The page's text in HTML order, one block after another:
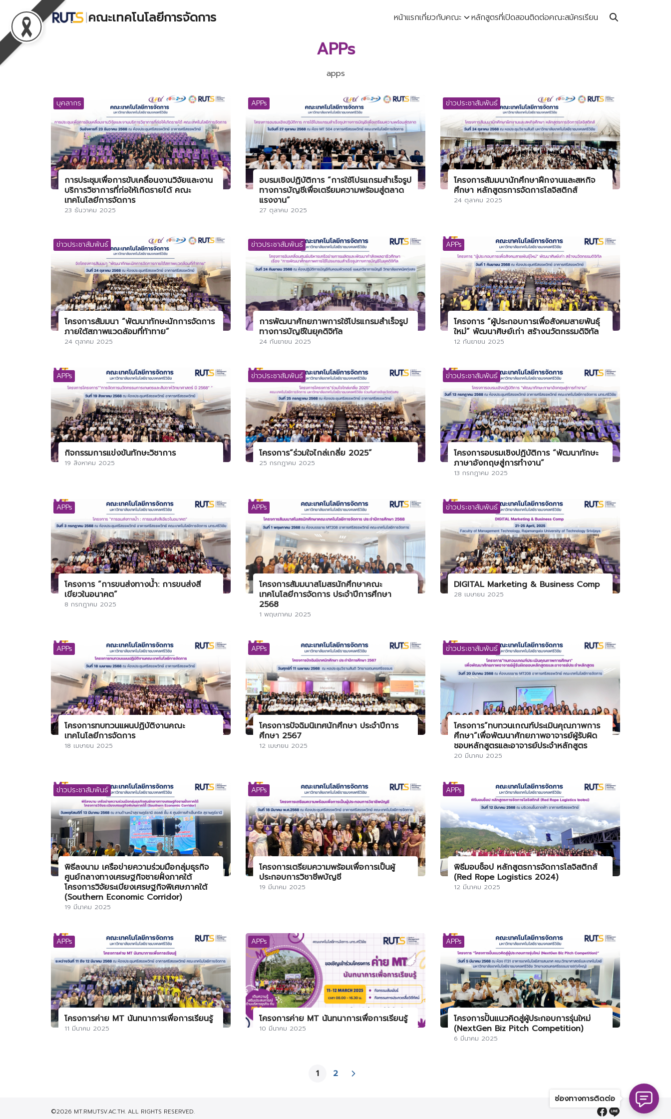
content
คณะเทคโนโลยีการจัดการ หน้าแรกเกี่ยวกับคณะ หลักสูตรที่เปิดสอนติดต่อคณะสมัครเรียน
APPs
apps
บุคลากร
การประชุมเพื่อการขับเคลื่อนงานวิจัยและงาน
บริการวิชาการที่ก่อให้เกิดรายได้ คณะ
เทคโนโลยีการจัดการ
23 ธันวาคม 2025
APPs
อบรมเชิงปฏิบัติการ “การใช้โปรแกรมสำเร็จรูป
ทางการบัญชีเพื่อเตรียมความพร้อมสู่ตลาด
แรงงาน”
27 ตุลาคม 2025
ข่าวประชาสัมพันธ์
โครงการสัมมนานักศึกษาฝึกงานและสหกิจ
ศึกษา หลักสูตรการจัดการโลจิสติกส์
24 ตุลาคม 2025
ข่าวประชาสัมพันธ์
โครงการสัมมนา “พัฒนาทักษะนักการจัดการ
ภายใต้สภาพแวดล้อมที่ท้าทาย”
24 ตุลาคม 2025
ข่าวประชาสัมพันธ์
การพัฒนาศักยภาพการใช้โปรแกรมสำเร็จรูป
ทางการบัญชีในยุคดิจิทัล
24 กันยายน 2025
APPs
โครงการ “ผู้ประกอบการเพื่อสังคมสายพันธุ์
ใหม่” พัฒนาศิษย์เก่า สร้างนวัตกรรมดิจิทัล
12 กันยายน 2025
APPs
กิจกรรมการแข่งขันทักษะวิชาการ
19 สิงหาคม 2025
ข่าวประชาสัมพันธ์
โครงการ“ร่วมใจไกล่เกลี่ย 2025”
25 กรกฎาคม 2025
ข่าวประชาสัมพันธ์
โครงการอบรมเชิงปฏิบัติการ “พัฒนาทักษะ
ภาษาอังกฤษสู่การทำงาน”
13 กรกฎาคม 2025
APPs
โครงการ “การขนส่งทางน้ำ: การขนส่งสี
เขียวในอนาคต”
8 กรกฎาคม 2025
APPs
โครงการสัมมนาสโมสรนักศึกษาคณะ
เทคโนโลยีการจัดการ ประจำปีการศึกษา
2568
1 พฤษภาคม 2025
ข่าวประชาสัมพันธ์
DIGITAL Marketing & Business Comp
28 เมษายน 2025
APPs
โครงการทบทวนแผนปฏิบัติงานคณะ
เทคโนโลยีการจัดการ
18 เมษายน 2025
APPs
โครงการปัจฉิมนิเทศนักศึกษา ประจำปีการ
ศึกษา 2567
12 เมษายน 2025
ข่าวประชาสัมพันธ์
โครงการ”ทบทวนเกณฑ์ประเมินคุณภาพการ
ศึกษา”เพื่อพัฒนาศักยภาพอาจารย์ผู้รับผิด
ชอบหลักสูตรและอาจารย์ประจำหลักสูตร
20 มีนาคม 2025
ข่าวประชาสัมพันธ์
พิธีลงนาม เครือข่ายความร่วมมือกลุ่มธุรกิจ
ศูนย์กลางทางเศรษฐกิจชายฝั่งภาคใต้
โครงการวิจัยระเบียงเศรษฐกิจพิเศษภาคใต้
(Southern Economic Corridor)
19 มีนาคม 2025
APPs
โครงการเตรียมความพร้อมเพื่อการเป็นผู้
ประกอบการวิชาชีพบัญชี
19 มีนาคม 2025
APPs
พิธีมอบช็อป หลักสูตรการจัดการโลจิสติกส์
(Red Rope Logistics 2024)
12 มีนาคม 2025
APPs
โครงการค่าย MT นันทนาการเพื่อการเรียนรู้
11 มีนาคม 2025
APPs
โครงการค่าย MT นันทนาการเพื่อการเรียนรู้
10 มีนาคม 2025
APPs
โครงการปั้นแนวคิดสู่ผู้ประกอบการรุ่นใหม่
(NextGen Biz Pitch Competition)
6 มีนาคม 2025
1 2
©2026 MT.RMUTSV.AC.TH. ALL RIGHTS RESERVED.
ช่องทางการติดต่อ